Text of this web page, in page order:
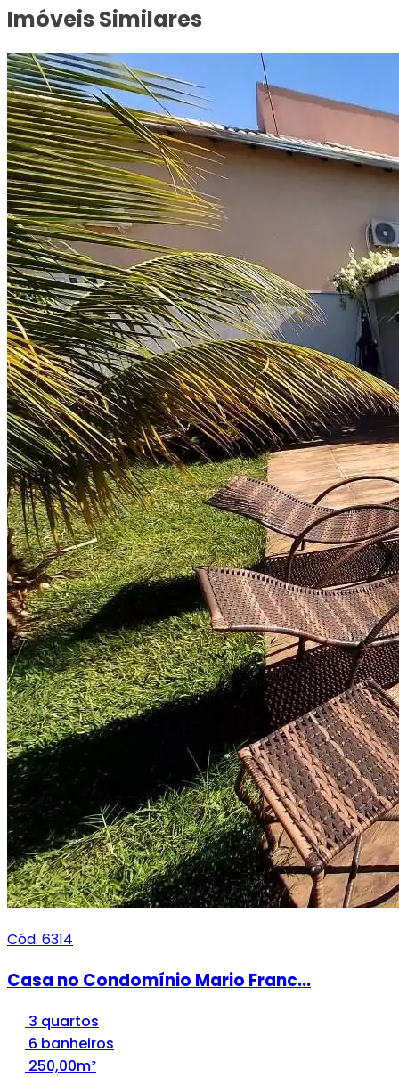
Imóveis Similares
Cód. 6314
Casa no Condomínio Mario Franc...
3 quartos
6 banheiros
250,00m²